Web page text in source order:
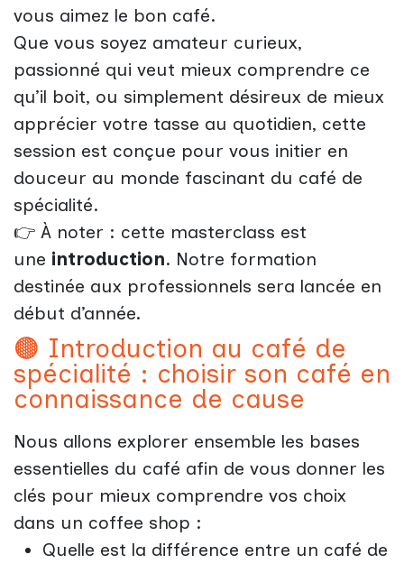
vous aimez le bon café.
Que vous soyez amateur curieux,
passionné qui veut mieux comprendre ce
qu’il boit, ou simplement désireux de mieux
apprécier votre tasse au quotidien, cette
session est conçue pour vous initier en
douceur au monde fascinant du café de
spécialité.
👉 À noter : cette masterclass est
une introduction. Notre formation
destinée aux professionnels sera lancée en
début d’année.
🟤 Introduction au café de
spécialité : choisir son café en
connaissance de cause
Nous allons explorer ensemble les bases
essentielles du café afin de vous donner les
clés pour mieux comprendre vos choix
dans un coffee shop :
Quelle est la différence entre un café de